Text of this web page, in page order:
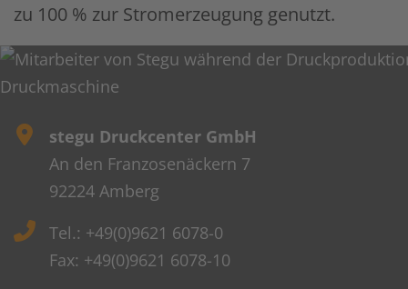
zu 100 % zur Stromerzeugung genutzt.
stegu Druckcenter GmbH
An den Franzosenäckern 7
92224 Amberg
Tel.: +49(0)9621 6078-0
Fax: +49(0)9621 6078-10